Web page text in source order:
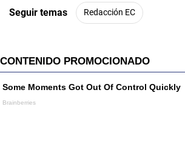
Seguir temas Redacción EC